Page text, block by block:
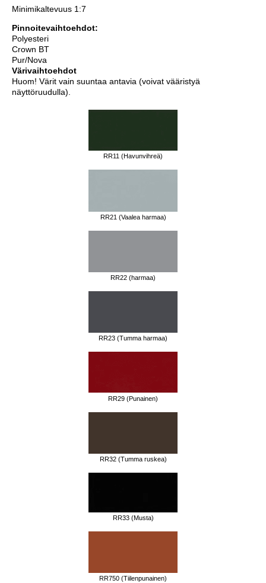
Minimikaltevuus 1:7
Pinnoitevaihtoehdot:
Polyesteri
Crown BT
Pur/Nova
Värivaihtoehdot
Huom! Värit vain suuntaa antavia (voivat vääristyä
näyttöruudulla).
RR11 (Havunvihreä)
RR21 (Vaalea harmaa)
RR22 (harmaa)
RR23 (Tumma harmaa)
RR29 (Punainen)
RR32 (Tumma ruskea)
RR33 (Musta)
RR750 (Tiilenpunainen)